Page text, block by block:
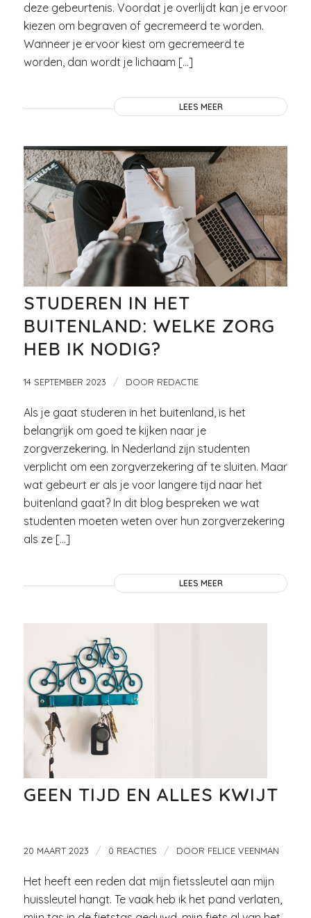
deze gebeurtenis. Voordat je overlijdt kan je ervoor
kiezen om begraven of gecremeerd te worden.
Wanneer je ervoor kiest om gecremeerd te
worden, dan wordt je lichaam […]
LEES MEER
STUDEREN IN HET
BUITENLAND: WELKE ZORG
HEB IK NODIG?
14 SEPTEMBER 2023 / DOOR REDACTIE
Als je gaat studeren in het buitenland, is het
belangrijk om goed te kijken naar je
zorgverzekering. In Nederland zijn studenten
verplicht om een zorgverzekering af te sluiten. Maar
wat gebeurt er als je voor langere tijd naar het
buitenland gaat? In dit blog bespreken we wat
studenten moeten weten over hun zorgverzekering
als ze […]
LEES MEER
GEEN TIJD EN ALLES KWIJT
20 MAART 2023 / 0 REACTIES / DOOR FELICE VEENMAN
Het heeft een reden dat mijn fietssleutel aan mijn
huissleutel hangt. Te vaak heb ik het pand verlaten,